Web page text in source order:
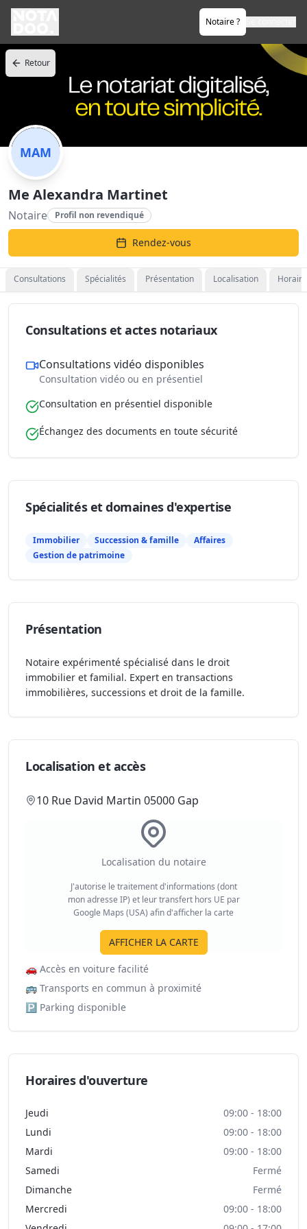
Notaire ?
Retour
MAM
Me Alexandra Martinet
Notaire Profil non revendiqué
Rendez-vous
Consultations Spécialités Présentation Localisation
Consultations et actes notariaux
Consultations vidéo disponibles
Consultation vidéo ou en présentiel
Consultation en présentiel disponible
Échangez des documents en toute sécurité
Spécialités et domaines d'expertise
Immobilier Succession & famille
Affaires
Gestion de patrimoine
Présentation
Notaire expérimenté spécialisé dans le droit
immobilier et familial. Expert en transactions
immobilières, successions et droit de la famille.
Localisation et accès
10 Rue David Martin 05000 Gap
Localisation du notaire
J'autorise le traitement d'informations (dont
mon adresse IP) et leur transfert hors UE par
Google Maps (USA) afin d'afficher la carte
AFFICHER LA CARTE
🚗 Accès en voiture facilité
🚌 Transports en commun à proximité
🅿️ Parking disponible
Horaires d'ouverture
Jeudi
09:00 - 18:00
Lundi
09:00 - 18:00
Mardi
09:00 - 18:00
Samedi
Fermé
Dimanche
Fermé
Mercredi
09:00 - 18:00